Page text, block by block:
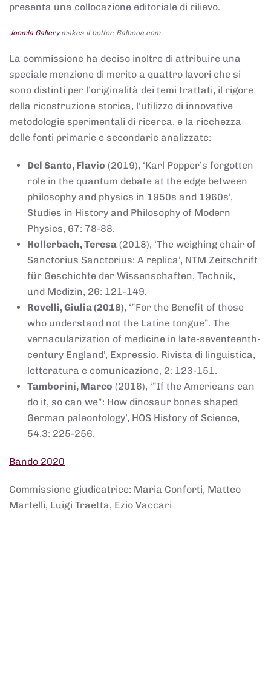
presenta una collocazione editoriale di rilievo.
Joomla Gallerymakes it better. Balbooa.com
La commissione ha deciso inoltre di attribuire una
speciale menzione di merito a quattro lavori che si
sono distinti per l’originalità dei temi trattati, il rigore
della ricostruzione storica, l’utilizzo di innovative
metodologie sperimentali di ricerca, e la ricchezza
delle fonti primarie e secondarie analizzate:
Del Santo, Flavio (2019), ‘Karl Popper’s forgotten
role in the quantum debate at the edge between
philosophy and physics in 1950s and 1960s’,
Studies in History and Philosophy of Modern
Physics, 67: 78-88.
Hollerbach, Teresa (2018), ‘The weighing chair of
Sanctorius Sanctorius: A replica’, NTM Zeitschrift
für Geschichte der Wissenschaften, Technik,
und Medizin, 26: 121-149.
Rovelli, Giulia (2018), ‘”For the Benefit of those
who understand not the Latine tongue”. The
vernacularization of medicine in late-seventeenth-
century England’, Expressio. Rivista di linguistica,
letteratura e comunicazione, 2: 123-151.
Tamborini, Marco (2016), ‘”If the Americans can
do it, so can we”: How dinosaur bones shaped
German paleontology’, HOS History of Science,
54.3: 225-256.
Bando 2020
Commissione giudicatrice: Maria Conforti, Matteo
Martelli, Luigi Traetta, Ezio Vaccari